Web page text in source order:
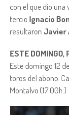
con el que dio una
tercio Ignacio
resultaron Javier
ESTE DOMINGO,
Este domingo 12
toros del abono.
Montalvo (17:00h.)